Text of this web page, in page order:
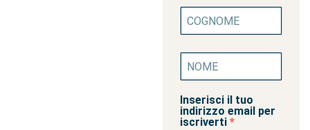
Inserisci il tuo
indirizzo email per
iscriverti